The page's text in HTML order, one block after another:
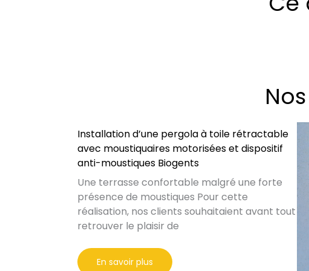
Installation d’une pergola à toile rétractable
avec moustiquaires motorisées et dispositif
anti-moustiques Biogents
Une terrasse confortable malgré une forte
présence de moustiques Pour cette
réalisation, nos clients souhaitaient avant tout
retrouver le plaisir de
En savoir plus